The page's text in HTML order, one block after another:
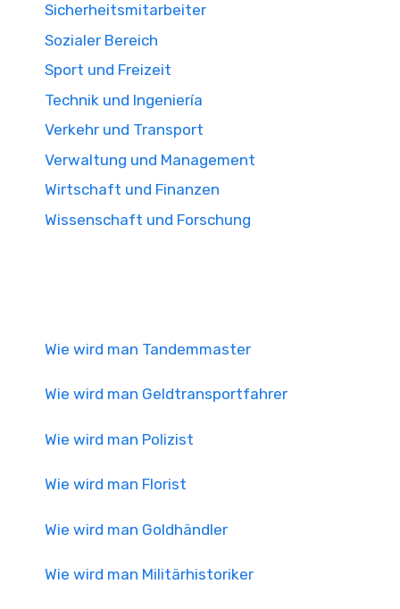
Sicherheitsmitarbeiter
Sozialer Bereich
Sport und Freizeit
Technik und Ingeniería
Verkehr und Transport
Verwaltung und Management
Wirtschaft und Finanzen
Wissenschaft und Forschung
Wie wird man Tandemmaster
Wie wird man Geldtransportfahrer
Wie wird man Polizist
Wie wird man Florist
Wie wird man Goldhändler
Wie wird man Militärhistoriker